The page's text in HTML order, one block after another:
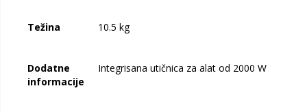
Težina 10.5 kg
Dodatne
informacije
Integrisana utičnica za alat od 2000 W